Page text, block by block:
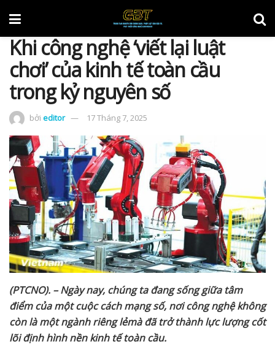
Khi công nghệ ‘viết lại luật
chơi’ của kinh tế toàn cầu
trong kỷ nguyên số
bởi editor 17 Tháng 7, 2025
(PTCNO). – Ngày nay, chúng ta đang sống giữa tâm
điểm của một cuộc cách mạng số, nơi công nghệkhông
còn là một ngành riêng lẻmà đã trởthành lực lượng cốt
lõi định hình nền kinh tếtoàn cầu.